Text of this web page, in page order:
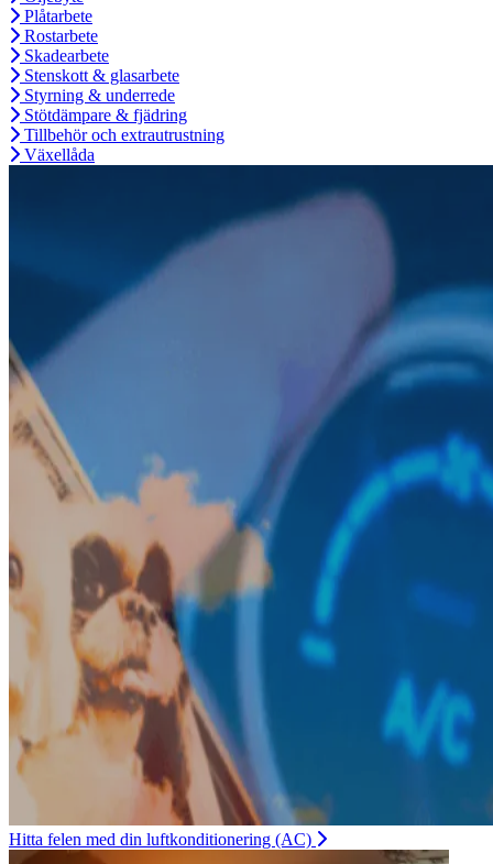
Plåtarbete
Rostarbete
Skadearbete
Stenskott & glasarbete
Styrning & underrede
Stötdämpare & fjädring
Tillbehör och extrautrustning
Växellåda
Hitta felen med din luftkonditionering (AC)